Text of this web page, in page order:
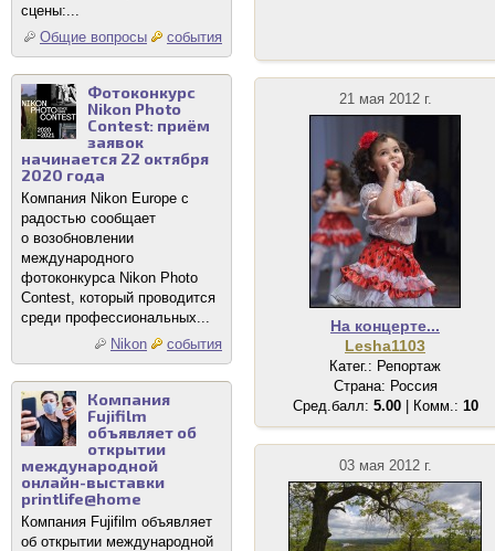
сцены:...
Общие вопросы
события
Фотоконкурс
Nikon Photo
Contest: приём
заявок
начинается 22 октября
2020 года
Компания Nikon Europe с
радостью сообщает
о возобновлении
международного
фотоконкурса Nikon Photo
Contest, который проводится
среди профессиональных...
Nikon
события
Компания
Fujifilm
объявляет об
открытии
международной
онлайн-выставки
printlife@home
Компания Fujifilm объявляет
об открытии международной
21 мая 2012 г.
На концерте...
Lesha1103
Катег.: Репортаж
Страна: Россия
Сред.балл: 5.00| Комм.: 10
03 мая 2012 г.